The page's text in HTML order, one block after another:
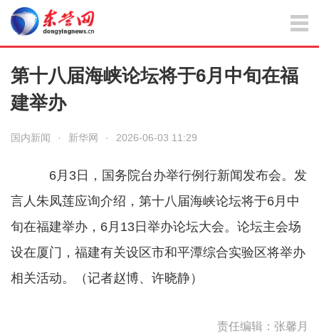
第十八届海峡论坛将于6月中旬在福
建举办
国内新闻 · 新华网 · 2026-06-03 11:29
6月3日，国务院台办举行例行新闻发布会。发
言人朱凤莲应询介绍，第十八届海峡论坛将于6月中
旬在福建举办，6月13日举办论坛大会。论坛主会场
设在厦门，福建有关设区市和平潭综合实验区将举办
相关活动。（记者赵博、许晓静）
责任编辑：张馨月